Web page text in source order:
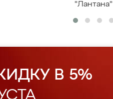
"Лантана"
В 5%